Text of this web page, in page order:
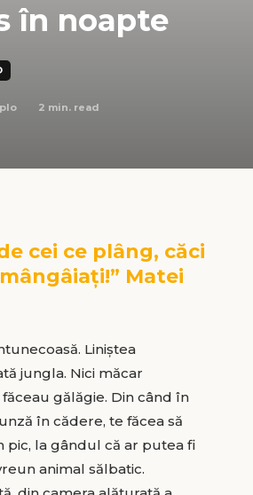
în noapte
2 min. read
cei ce plâng, căci
Matei
Liniștea
jungla. Nici măcar
gălăgie. Din când în
în cădere, te făcea să
pic, la gândul că ar putea fi
animal sălbatic.